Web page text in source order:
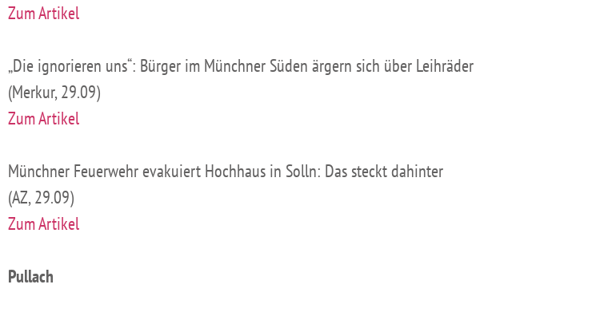
Zum Artikel
„Die ignorieren uns“: Bürger im Münchner Süden ärgern sich über Leihräder
(Merkur, 29.09)
Zum Artikel
Münchner Feuerwehr evakuiert Hochhaus in Solln: Das steckt dahinter
(AZ, 29.09)
Zum Artikel
Pullach